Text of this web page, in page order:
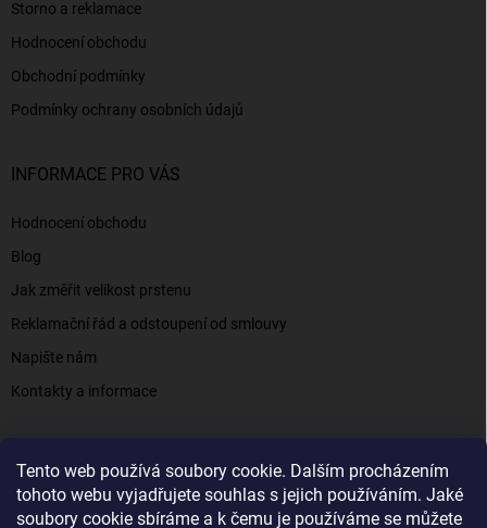
Tento web používá soubory cookie. Dalším procházením
tohoto webu vyjadřujete souhlas s jejich používáním. Jaké
soubory cookie sbíráme a k čemu je používáme se můžete
Storno a reklamace
Hodnocení obchodu
Obchodní podmínky
Podmínky ochrany osobních údajů
INFORMACE PRO VÁS
Hodnocení obchodu
Blog
Jak změřit velikost prstenu
Reklamační řád a odstoupení od smlouvy
Napište nám
Kontakty a informace
Elenys.cz - šperky, kterým věříte už od roku 2016